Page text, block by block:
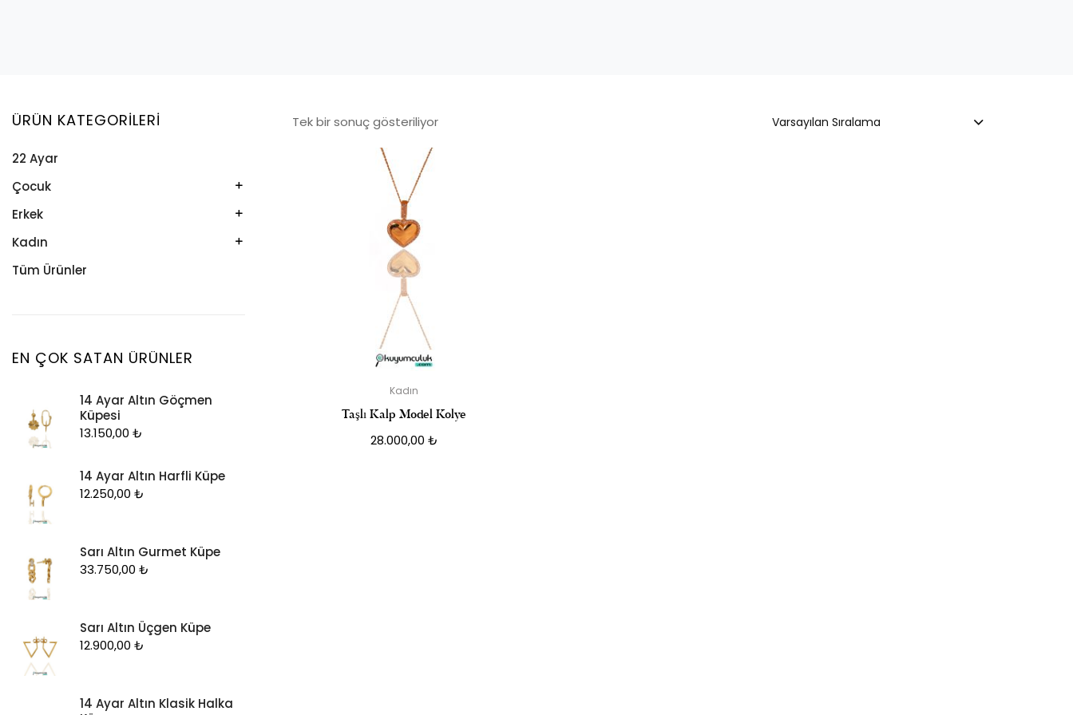
Tek bir sonuç gösteriliyor Varsayılan Sıralama
Kadın
Taşlı Kalp Model Kolye
28.000,00 ₺
ÜRÜN KATEGORILERI
22 Ayar
Çocuk
Kelepçe
Kolye
Künye
Erkek
Kelepçe
Künye
Kadın
Bileklik
Küpe
Piercing
Şahmeran
Yüzük
Tüm Ürünler
EN ÇOK SATAN ÜRÜNLER
14 Ayar Altın Göçmen
Küpesi
13.150,00 ₺
14 Ayar Altın Harfli Küpe
12.250,00 ₺
Sarı Altın Gurmet Küpe
33.750,00 ₺
Sarı Altın Üçgen Küpe
12.900,00 ₺
14 Ayar Altın Klasik Halka